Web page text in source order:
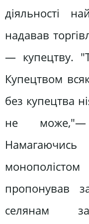
діяльності
надавав
— купецтву.
Купецтвом
без купецтва
не
пропонував
селянам